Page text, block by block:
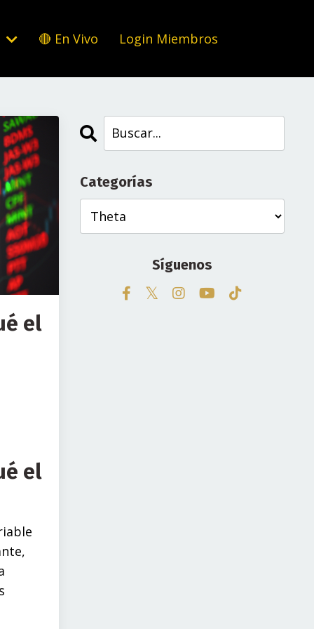
🔴 En Vivo Login Miembros
el
el
Categorías
Síguenos